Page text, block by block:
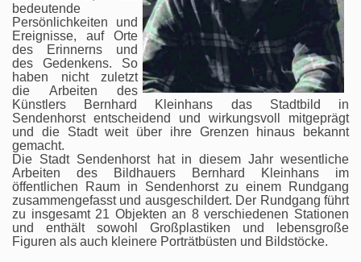
bedeutende
Persönlichkeiten und
Ereignisse, auf Orte
des Erinnerns und
des Gedenkens. So
haben nicht zuletzt
die Arbeiten des
Künstlers Bernhard Kleinhans das Stadtbild in
Sendenhorst entscheidend und wirkungsvoll mitgeprägt
und die Stadt weit über ihre Grenzen hinaus bekannt
gemacht.
Die Stadt Sendenhorst hat in diesem Jahr wesentliche
Arbeiten des Bildhauers Bernhard Kleinhans im
öffentlichen Raum in Sendenhorst zu einem Rundgang
zusammengefasst und ausgeschildert. Der Rundgang führt
zu insgesamt 21 Objekten an 8 verschiedenen Stationen
und enthält sowohl Großplastiken und lebensgroße
Figuren als auch kleinere Porträtbüsten und Bildstöcke.